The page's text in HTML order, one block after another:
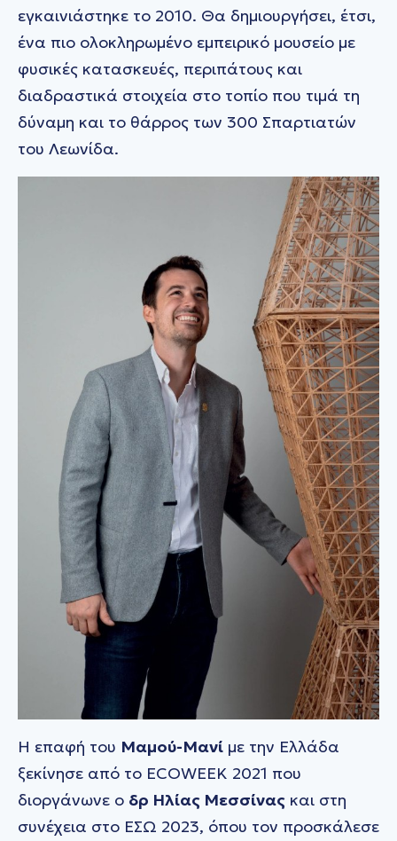
εγκαινιάστηκε το 2010. Θα δημιουργήσει, έτσι,
ένα πιο ολοκληρωμένο εμπειρικό μουσείο με
φυσικές κατασκευές, περιπάτους και
διαδραστικά στοιχεία στο τοπίο που τιμά τη
δύναμη και το θάρρος των 300 Σπαρτιατών
του Λεωνίδα.
Η επαφή του Μαμού-Μανί με την Ελλάδα
ξεκίνησε από το ECOWEEK 2021 που
διοργάνωνε ο δρ Ηλίας Μεσσίνας και στη
συνέχεια στο EΣΩ 2023, όπου τον προσκάλεσε